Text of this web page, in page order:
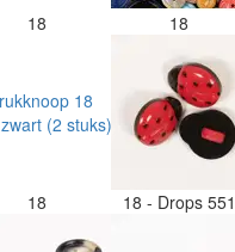
18 18
18 18 - Drops